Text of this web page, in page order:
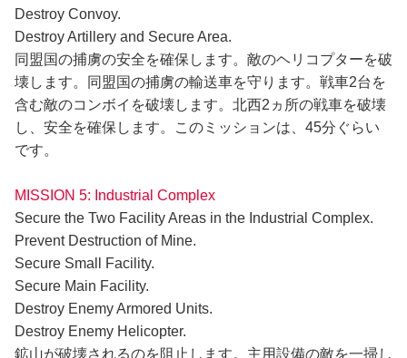
Destroy Convoy.
Destroy Artillery and Secure Area.
同盟国の捕虜の安全を確保します。敵のヘリコプターを破
壊します。同盟国の捕虜の輸送車を守ります。戦車2台を
含む敵のコンボイを破壊します。北西2ヵ所の戦車を破壊
し、安全を確保します。このミッションは、45分ぐらい
です。
MISSION 5: Industrial Complex
Secure the Two Facility Areas in the Industrial Complex.
Prevent Destruction of Mine.
Secure Small Facility.
Secure Main Facility.
Destroy Enemy Armored Units.
Destroy Enemy Helicopter.
鉱山が破壊されるのを阻止します。主用設備の敵を一掃し